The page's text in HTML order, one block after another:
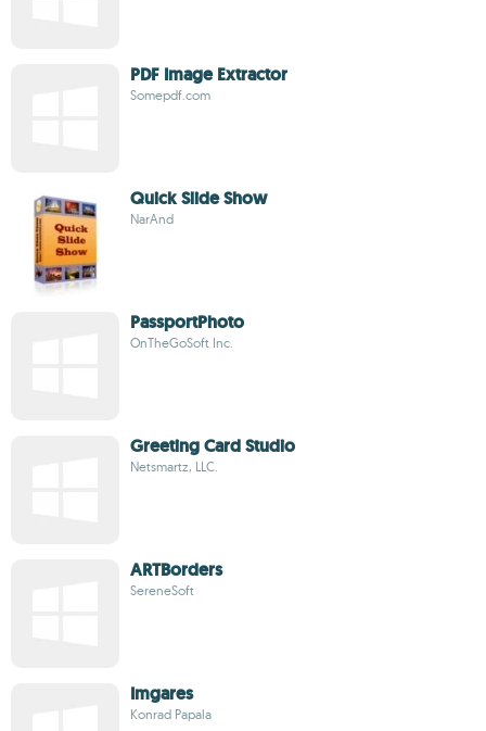
PDF Image Extractor
Somepdf.com
Quick Slide Show
NarAnd
PassportPhoto
OnTheGoSoft Inc.
Greeting Card Studio
Netsmartz, LLC.
ARTBorders
SereneSoft
Imgares
Konrad Papala